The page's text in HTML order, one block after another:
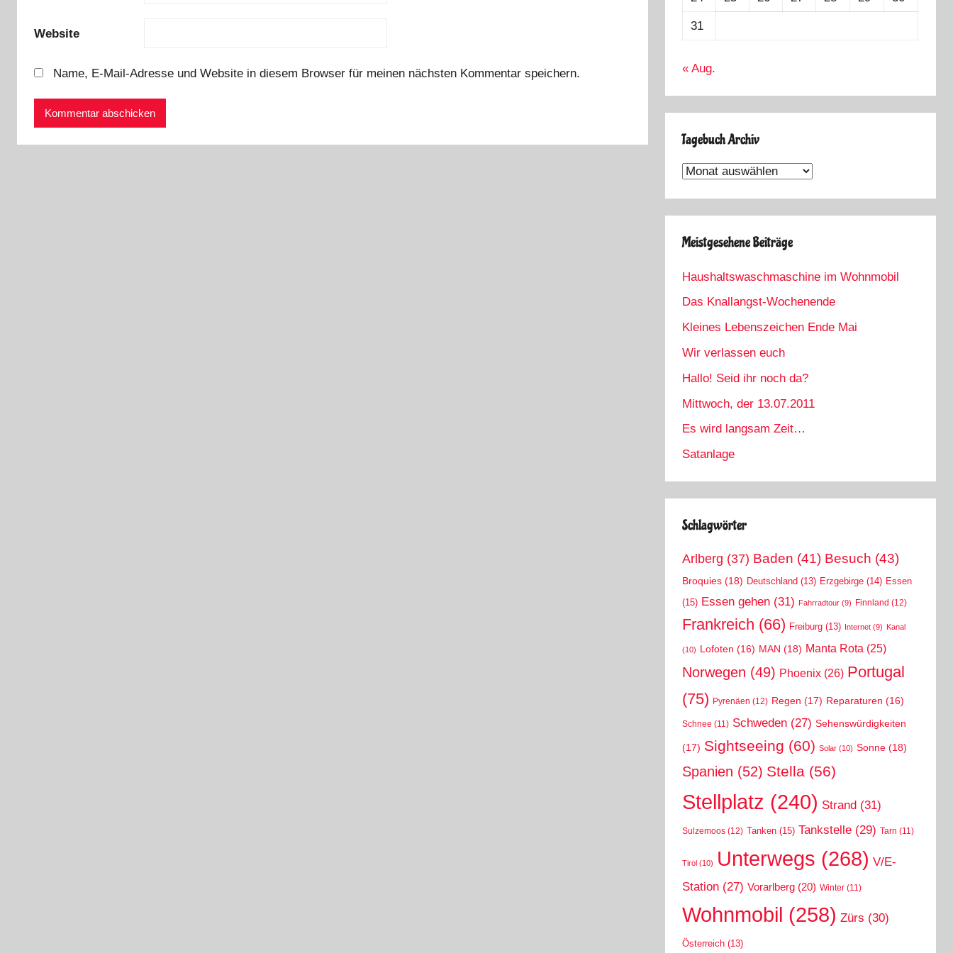
Website
Name, E-Mail-Adresse und Website in diesem Browser für meinen nächsten Kommentar speichern.
31
« Aug.
Tagebuch Archiv
Tagebuch
Meistgesehene Beiträge
Haushaltswaschmaschine im Wohnmobil
Das Knallangst-Wochenende
Kleines Lebenszeichen Ende Mai
Wir verlassen euch
Hallo! Seid ihr noch da?
Mittwoch, der 13.07.2011
Es wird langsam Zeit…
Satanlage
Schlagwörter
Arlberg (37) Baden (41) Besuch (43)
Broquies (18) Deutschland (13) Erzgebirge (14) Essen
(15) Essen gehen (31) Fahrradtour (9) Finnland (12)
Frankreich (66) Freiburg (13) Internet (9) Kanal
(10) Lofoten (16) MAN (18) Manta Rota (25)
Norwegen (49) Phoenix (26) Portugal
(75) Pyrenäen (12) Regen (17) Reparaturen (16)
Schnee (11) Schweden (27) Sehenswürdigkeiten
(17) Sightseeing (60) Solar (10) Sonne (18)
Spanien (52) Stella (56)
Stellplatz (240) Strand (31)
Sulzemoos (12) Tanken (15) Tankstelle (29) Tarn (11)
Tirol (10) Unterwegs (268) V/E-
Station (27) Vorarlberg (20) Winter (11)
Wohnmobil (258) Zürs (30)
Österreich (13)